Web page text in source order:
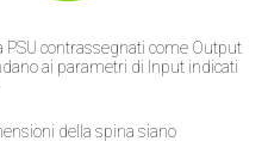
contrassegnati come Output
ai parametri di Input indicati
della spina siano